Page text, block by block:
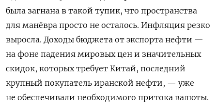
была загнана в такой тупик, что пространства
для манёвра просто не осталось. Инфляция резко
выросла. Доходы бюджета от экспорта нефти —
на фоне падения мировых цен и значительных
скидок, которых требует Китай, последний
крупный покупатель иранской нефти, — уже
не обеспечивали необходимого притока валюты.